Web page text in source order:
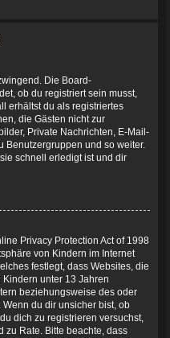
Die Board-
ob du registriert sein musst,
erhältst du als registriertes
die Gästen nicht zur
Private Nachrichten, E-Mail-
Benutzergruppen und so weiter.
schnell erledigt ist und dir
Privacy Protection Act of 1998
von Kindern im Internet
festlegt, dass Websites, die
unter 13 Jahren
beziehungsweise des oder
du dir unsicher bist, ob
dich zu registrieren versuchst,
zu Rate. Bitte beachte, dass